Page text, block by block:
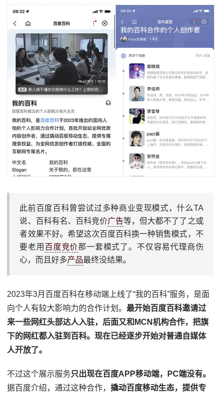
此前百度百科曾尝试过多种商业变现模式，什么TA
说、百科有名、百科竞价广告等，但大都不了了之或
者效果不好。希望这次百度百科换一种销售模式，不
要老用 百度竞价那一套模式了。不仅容易代理商伤
心，而且好多产品最终没结果。
2023年3月百度百科在移动端上线了“我的百科”服务，是面
向个人有较大影响力的合作计划。最开始百度百科邀请过
来一些网红头部达人入驻，后面又和MCN机构合作，把旗
下的网红都入驻到百科。现在已经逐步开始对普通自媒体
人开放了。
不过这个展示服务只出现在百度APP移动端，PC端没有。
据百度介绍，通过这种合作，撬动百度移动生态，提供专